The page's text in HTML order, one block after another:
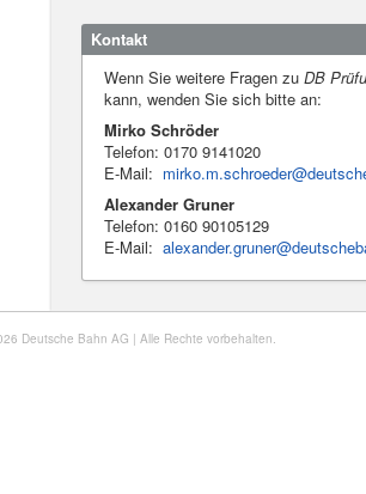
Kontakt
Wenn Sie weitere Fragen zu DB
kann, wenden Sie sich bitte an:
Mirko Schröder
Telefon: 0170 9141020
E-Mail:
Alexander Gruner
Telefon: 0160 90105129
E-Mail:
Deutsche Bahn AG | Alle Rechte vorbehalten.